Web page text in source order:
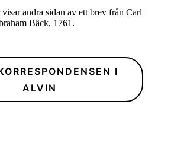
andra sidan av ett brev från Carl
Bäck, 1761.
I
ALVIN